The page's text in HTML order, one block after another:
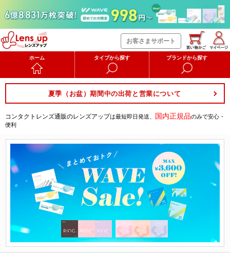
お客さまサポート
ホーム タイプから探す ブランドから探す
夏季（お盆）期間中の出荷と営業について
コンタクトレンズ通販のレンズアップは最短即日発送、 国内正規品のみで安心・
便利